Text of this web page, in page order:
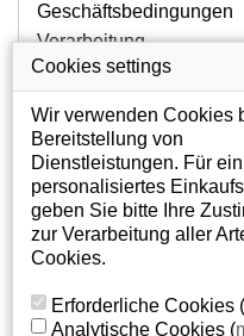
LCD
NW270P
QUALITÄT!
gesamte
von den
Chi-Mei,
Geschäftsbedingungen
Verarbeitung
personenbezogener
Daten
Über uns - Impressum
Mein Konto
Mein Konto
Persönliche Daten
Addressen
Cookies settings
Wir verwenden Cookies
Bereitstellung von
Dienstleistungen. Für ein
personalisiertes
geben Sie bitte Ihre
zur Verarbeitung aller
Cookies.
Erforderliche Cookies (
Analytische Cookies (